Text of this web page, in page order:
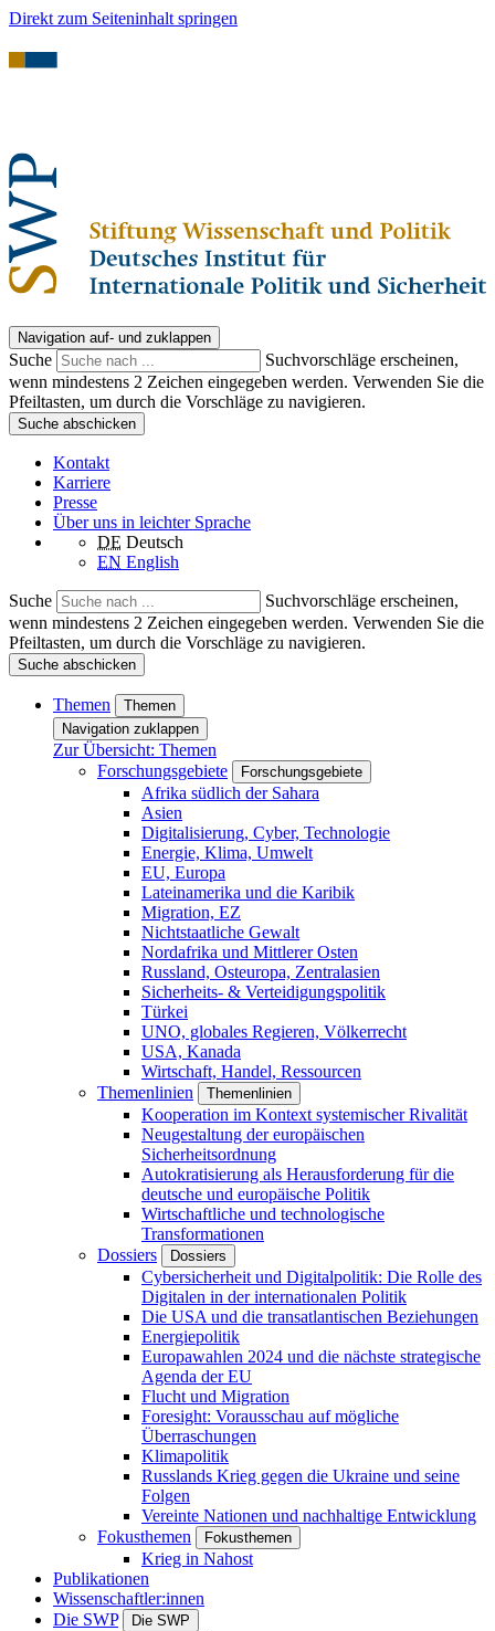
Direkt zum Seiteninhalt springen
Navigation auf- und zuklappen
Suche
Suchvorschläge erscheinen,
wenn mindestens 2 Zeichen eingegeben werden. Verwenden Sie die
Pfeiltasten, um durch die Vorschläge zu navigieren.
Suche abschicken
Kontakt
Karriere
Presse
Über uns in leichter Sprache
DE Deutsch
EN English
Suche
Suchvorschläge erscheinen,
wenn mindestens 2 Zeichen eingegeben werden. Verwenden Sie die
Pfeiltasten, um durch die Vorschläge zu navigieren.
Suche abschicken
Themen
Themen
Navigation zuklappen
Zur Übersicht: Themen
Forschungsgebiete
Forschungsgebiete
Afrika südlich der Sahara
Asien
Digitalisierung, Cyber, Technologie
Energie, Klima, Umwelt
EU, Europa
Lateinamerika und die Karibik
Migration, EZ
Nichtstaatliche Gewalt
Nordafrika und Mittlerer Osten
Russland, Osteuropa, Zentralasien
Sicherheits- & Verteidigungspolitik
Türkei
UNO, globales Regieren, Völkerrecht
USA, Kanada
Wirtschaft, Handel, Ressourcen
Themenlinien
Themenlinien
Kooperation im Kontext systemischer Rivalität
Neugestaltung der europäischen
Sicherheitsordnung
Autokratisierung als Herausforderung für die
deutsche und europäische Politik
Wirtschaftliche und technologische
Transformationen
Dossiers
Dossiers
Cybersicherheit und Digitalpolitik: Die Rolle des
Digitalen in der internationalen Politik
Die USA und die transatlantischen Beziehungen
Energiepolitik
Europawahlen 2024 und die nächste strategische
Agenda der EU
Flucht und Migration
Foresight: Vorausschau auf mögliche
Überraschungen
Klimapolitik
Russlands Krieg gegen die Ukraine und seine
Folgen
Vereinte Nationen und nachhaltige Entwicklung
Fokusthemen
Fokusthemen
Krieg in Nahost
Publikationen
Wissenschaftler:innen
Die SWP
Die SWP